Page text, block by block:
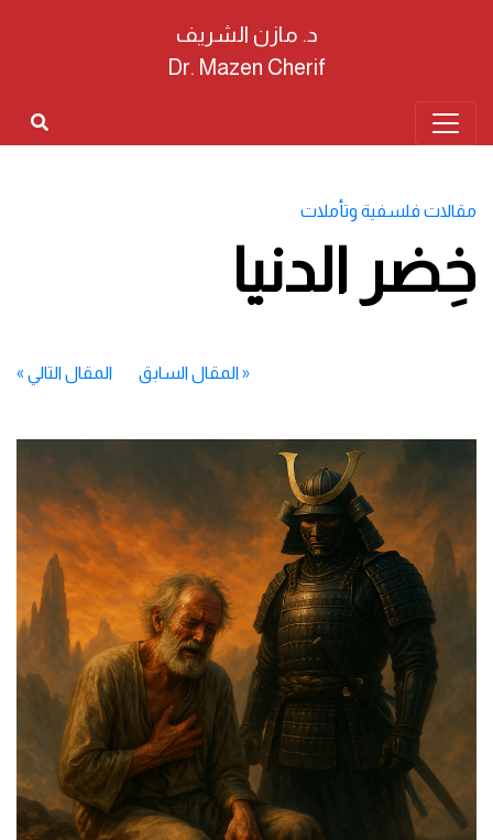
د. مازن الشريف
Dr. Mazen Cherif
مقالات فلسفية وتأملات
خِضر الدنيا
«المقال السابق المقال التالي »